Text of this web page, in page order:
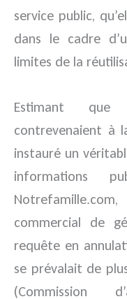
service public,
dans le cadre
limites de la
Estimant que
contrevenaient à
instauré un
informations
commercial de
requête en
se prévalait de
(Commission